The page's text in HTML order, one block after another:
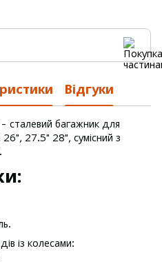
Відгуки
сталевий багажник для
27.5" 28", сумісний з
із колесами: